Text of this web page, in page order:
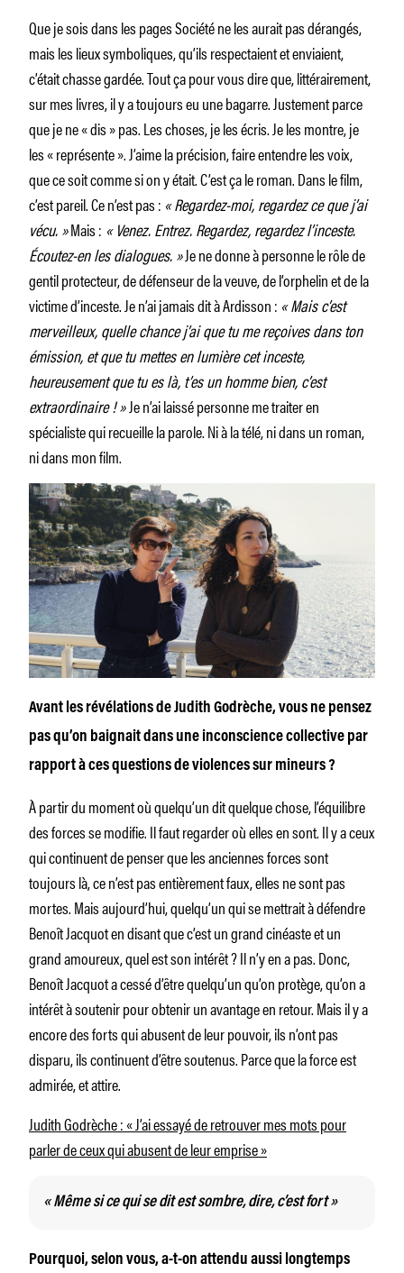
Que je sois dans les pages Société ne les aurait pas dérangés,
mais les lieux symboliques, qu’ils respectaient et enviaient,
c’était chasse gardée. Tout ça pour vous dire que, littérairement,
sur mes livres, il y a toujours eu une bagarre. Justement parce
que je ne « dis » pas. Les choses, je les écris. Je les montre, je
les « représente ». J’aime la précision, faire entendre les voix,
que ce soit comme si on y était. C’est ça le roman. Dans le film,
c’est pareil. Ce n’est pas : « Regardez-moi, regardez ce que j’ai
vécu. »Mais : « Venez. Entrez. Regardez, regardez l’inceste.
Écoutez-en les dialogues. »Je ne donne à personne le rôle de
gentil protecteur, de défenseur de la veuve, de l’orphelin et de la
victime d’inceste. Je n’ai jamais dit à Ardisson : « Mais c’est
merveilleux, quelle chance j’ai que tu me reçoives dans ton
émission, et que tu mettes en lumière cet inceste,
heureusement que tu es là, t’es un homme bien, c’est
extraordinaire ! »Je n’ai laissé personne me traiter en
spécialiste qui recueille la parole. Ni à la télé, ni dans un roman,
ni dans mon film.
Avant les révélations de Judith Godrèche, vous ne pensez
pas qu’on baignait dans une inconscience collective par
rapport à ces questions de violences sur mineurs ?
À partir du moment où quelqu’un dit quelque chose, l’équilibre
des forces se modifie. Il faut regarder où elles en sont. Il y a ceux
qui continuent de penser que les anciennes forces sont
toujours là, ce n’est pas entièrement faux, elles ne sont pas
mortes. Mais aujourd’hui, quelqu’un qui se mettrait à défendre
Benoît Jacquot en disant que c’est un grand cinéaste et un
grand amoureux, quel est son intérêt ? Il n’y en a pas. Donc,
Benoît Jacquot a cessé d’être quelqu’un qu’on protège, qu’on a
intérêt à soutenir pour obtenir un avantage en retour. Mais il y a
encore des forts qui abusent de leur pouvoir, ils n’ont pas
disparu, ils continuent d’être soutenus. Parce que la force est
admirée, et attire.
Judith Godrèche : « J’ai essayé de retrouver mes mots pour
parler de ceux qui abusent de leur emprise »
« Même si ce qui se dit est sombre, dire, c’est fort »
Pourquoi, selon vous, a-t-on attendu aussi longtemps